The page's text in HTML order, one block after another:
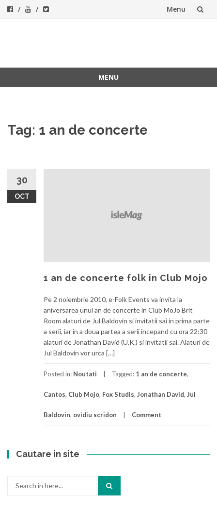
Menu
MENU
Tag: 1 an de concerte
30
OCT
1 an de concerte folk in Club Mojo
Pe 2 noiembrie 2010, e-Folk Events va invita la
aniversarea unui an de concerte in Club MoJo Brit
Room alaturi de Jul Baldovin si invitatii sai in prima parte
a serii, iar in a doua partea a serii incepand cu ora 22:30
alaturi de Jonathan David (U.K.) si invitatii sai. Alaturi de
Jul Baldovin vor urca […]
Posted in: Noutati Tagged: 1 an de concerte,
Cantos, Club Mojo, Fox Studis, Jonathan David, Jul
Baldovin, ovidiu scridon Comment
Cautare in site